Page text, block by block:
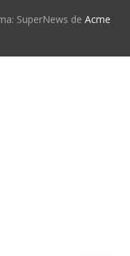
SuperNews de Acme